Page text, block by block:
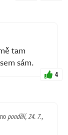
tam
sám.
4
pondělí, 24. 7.,